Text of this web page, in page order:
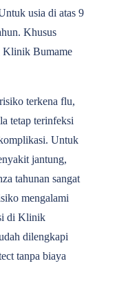
usia di atas 9
Khusus
Klinik Bumame
terkena flu,
tetap terinfeksi
Untuk
jantung,
tahunan sangat
mengalami
di Klinik
dilengkapi
tanpa biaya